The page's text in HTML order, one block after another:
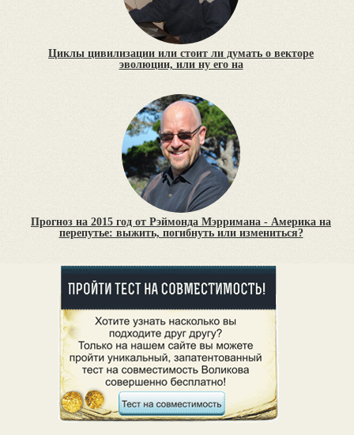
Циклы цивилизации или стоит ли думать о векторе
эволюции, или ну его на
Прогноз на 2015 год от Рэймонда Мэрримана - Америка на
перепутье: выжить, погибнуть или измениться?